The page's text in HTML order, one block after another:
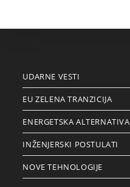
UDARNE VESTI
EU ZELENA TRANZICIJA
ENERGETSKA ALTERNATIVA
INŽENJERSKI POSTULATI
NOVE TEHNOLOGIJE